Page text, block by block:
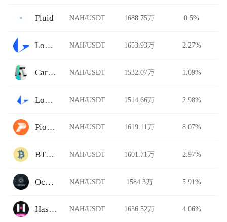
Fluid NAH/USDT 1688.75万 0.5%
Loopring NAH/USDT 1653.93万 2.27%
Carbon DeFi NAH/USDT 1532.07万 1.09%
Loopring AMM NAH/USDT 1514.66万 2.98%
Pionex NAH/USDT 1619.11万 8.07%
BTCTradeUA NAH/USDT 1601.71万 2.97%
Ocnex NAH/USDT 1584.3万 5.91%
HashKey Global NAH/USDT 1636.52万 4.06%